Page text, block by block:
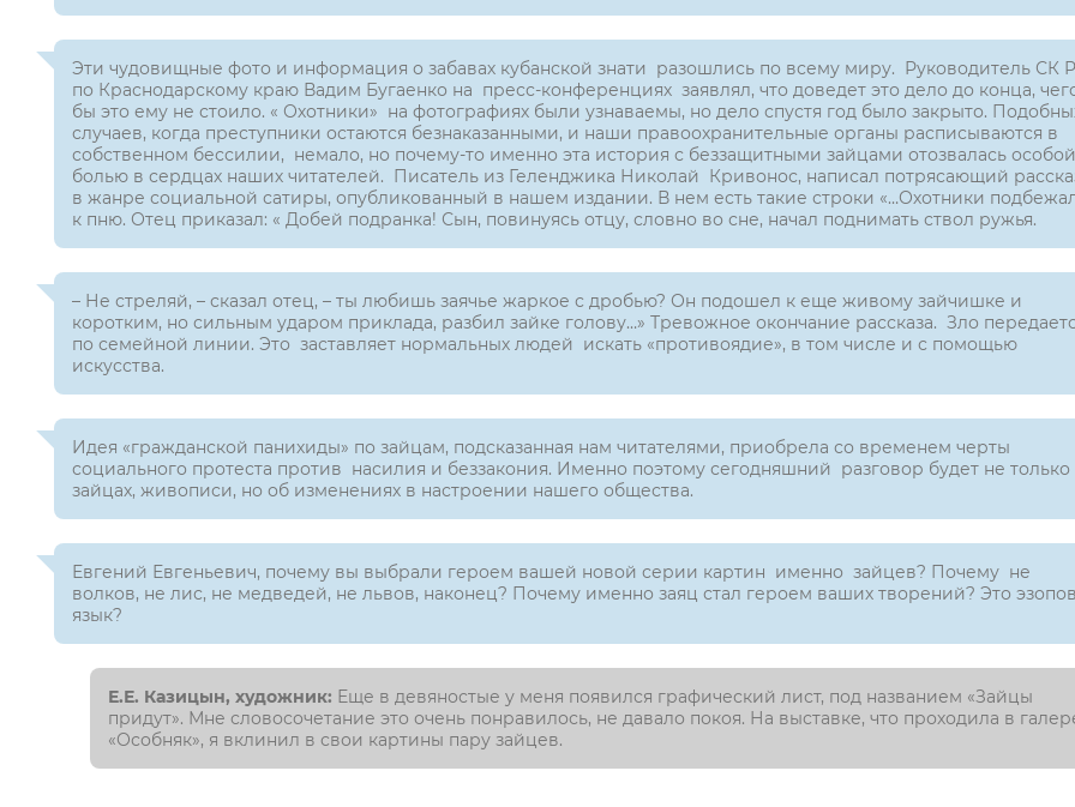
Эти чудовищные фото и информация о забавах кубанской знати разошлись по всему миру. Руководитель СК
по Краснодарскому краю Вадим Бугаенко на пресс-конференциях заявлял, что доведет это дело до конца,
бы это ему не стоило. « Охотники» на фотографиях были узнаваемы, но дело спустя год было закрыто.
случаев, когда преступники остаются безнаказанными, и наши правоохранительные органы расписываются в
собственном бессилии, немало, но почему-то именно эта история с беззащитными зайцами отозвалась особой
болью в сердцах наших читателей. Писатель из Геленджика Николай Кривонос, написал потрясающий
в жанре социальной сатиры, опубликованный в нашем издании. В нем есть такие строки «…Охотники
к пню. Отец приказал: « Добей подранка! Сын, повинуясь отцу, словно во сне, начал поднимать ствол ружья.
– Не стреляй, – сказал отец, – ты любишь заячье жаркое с дробью? Он подошел к еще живому зайчишке и
коротким, но сильным ударом приклада, разбил зайке голову…» Тревожное окончание рассказа. Зло
по семейной линии. Это заставляет нормальных людей искать «противоядие», в том числе и с помощью
искусства.
Идея «гражданской панихиды» по зайцам, подсказанная нам читателями, приобрела со временем черты
социального протеста против насилия и беззакония. Именно поэтому сегодняшний разговор будет не только
зайцах, живописи, но об изменениях в настроении нашего общества.
Евгений Евгеньевич, почему вы выбрали героем вашей новой серии картин именно зайцев? Почему не
волков, не лис, не медведей, не львов, наконец? Почему именно заяц стал героем ваших творений? Это
язык?
Е.Е. Казицын, художник: Еще в девяностые у меня появился графический лист, под названием «Зайцы
придут». Мне словосочетание это очень понравилось, не давало покоя. На выставке, что проходила в
«Особняк», я вклинил в свои картины пару зайцев.